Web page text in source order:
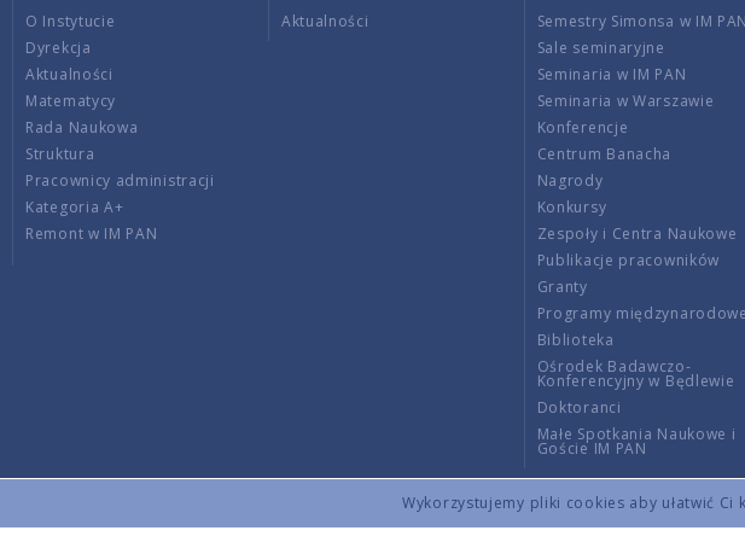
Wykorzystujemy pliki cookies aby ułatwić
O Instytucie
Dyrekcja
Aktualności
Matematycy
Rada Naukowa
Struktura
Pracownicy administracji
Kategoria A+
Remont w IM PAN
Aktualności
Semestry Simonsa w IM PAN
Sale seminaryjne
Seminaria w IM PAN
Seminaria w Warszawie
Konferencje
Centrum Banacha
Nagrody
Konkursy
Zespoły i Centra Naukowe
Publikacje pracowników
Granty
Programy międzynarodowe
Biblioteka
Ośrodek Badawczo-
Konferencyjny w Będlewie
Doktoranci
Małe Spotkania Naukowe i
Goście IM PAN